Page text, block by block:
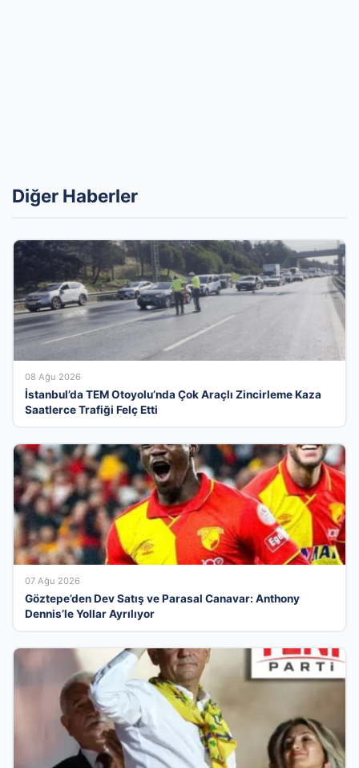
Diğer Haberler
08 Ağu 2026
İstanbul’da TEM Otoyolu’nda Çok Araçlı Zincirleme Kaza
Saatlerce Trafiği Felç Etti
07 Ağu 2026
Göztepe’den Dev Satış ve Parasal Canavar: Anthony
Dennis’le Yollar Ayrılıyor